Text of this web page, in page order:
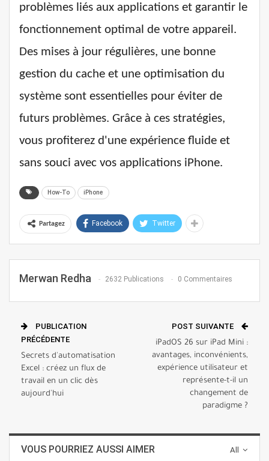
problèmes liés aux applications et garantir le
fonctionnement optimal de votre appareil.
Des mises à jour régulières, une bonne
gestion du cache et une optimisation du
système sont essentielles pour éviter de
futurs problèmes. Grâce à ces stratégies,
vous profiterez d'une expérience fluide et
sans souci avec vos applications iPhone.
How-To iPhone
Partagez Facebook Twitter
Merwan Redha 2632 Publications 0 Commentaires
PUBLICATION
PRÉCÉDENTE
Secrets d'automatisation
Excel : créez un flux de
travail en un clic dès
aujourd'hui
POST SUIVANTE
iPadOS 26 sur iPad Mini :
avantages, inconvénients,
expérience utilisateur et
représente-t-il un
changement de
paradigme ?
All
VOUS POURRIEZ AUSSI AIMER